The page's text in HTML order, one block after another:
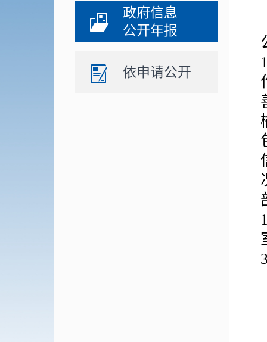
政府信息
公开年报
依申请公开